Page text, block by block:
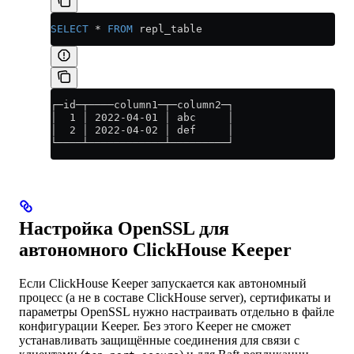
SELECT * FROM repl_table
┌─id─┬────column1─┬─column2─┐
│  1 │ 2022-04-01 │ abc     │
│  2 │ 2022-04-02 │ def     │
└────┴────────────┴─────────┘
Настройка OpenSSL для
автономного ClickHouse Keeper
Если ClickHouse Keeper запускается как автономный
процесс (а не в составе ClickHouse server), сертификаты и
параметры OpenSSL нужно настраивать отдельно в файле
конфигурации Keeper. Без этого Keeper не сможет
устанавливать защищённые соединения для связи с